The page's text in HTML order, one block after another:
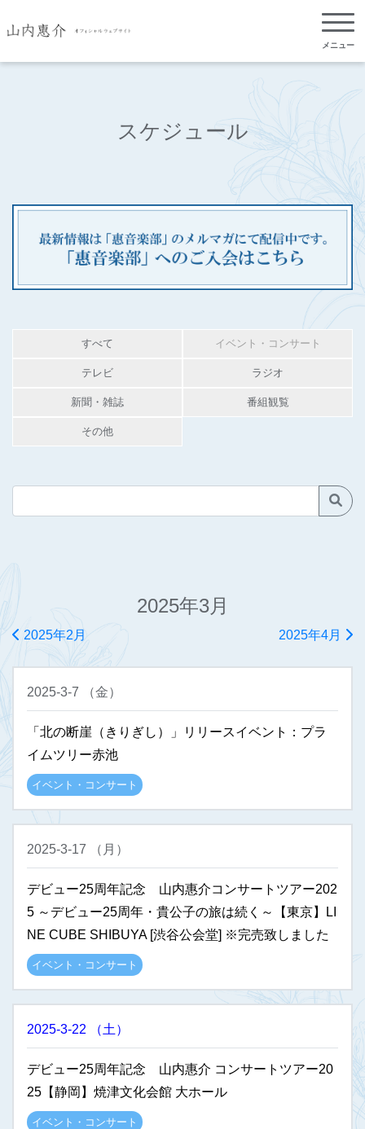
メニュー
スケジュール
すべて イベント・コンサート
テレビ ラジオ
新聞・雑誌 番組観覧
その他
2025年3月
2025年2月 2025年4月
2025-3-7 （金）
「北の断崖（きりぎし）」リリースイベント：プラ
イムツリー赤池
イベント・コンサート
2025-3-17 （ 月 ）
デビュー25周年記念 山内惠介コンサートツアー202
5 ～デビュー25周年・貴公子の旅は続く～【東京】LI
NE CUBE SHIBUYA [渋谷公会堂] ※完売致しました
イベント・コンサート
2025-3-22 （土 ）
デビュー25周年記念 山内惠介 コンサートツアー20
25【静岡】焼津文化会館 大ホール
イベント・コンサート